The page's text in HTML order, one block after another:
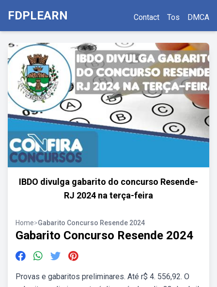
FDPLEARN Contact Tos DMCA
IBDO divulga gabarito do concurso Resende-
RJ 2024 na terça-feira
Home>Gabarito Concurso Resende 2024
Gabarito Concurso Resende 2024
Provas e gabaritos preliminares. Até r$ 4. 556,92. O